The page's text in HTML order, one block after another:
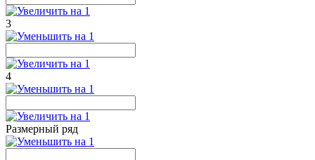
3
4
Размерный ряд